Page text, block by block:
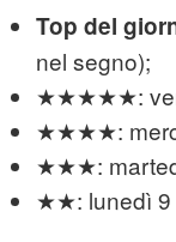
Top del
nel segno);
★★★★★:
★★★★:
★★★:
★★: lunedì